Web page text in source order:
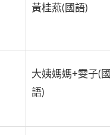
黃桂燕(國語)
大姨媽媽+雯子(國
語)